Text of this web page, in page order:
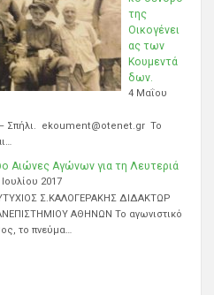
της
Οικογένει
ας των
Κουμεντά
δων.
4 Μαΐου
Σπήλι. ekoument@otenet.gr Το
Αιώνες Αγώνων για τη Λευτεριά
Ιουλίου 2017
Σ.ΚΑΛΟΓΕΡΑΚΗΣ ΔΙΔΑΚΤΩΡ
ΑΘΗΝΩΝ Το αγωνιστικό
το πνεύμα…